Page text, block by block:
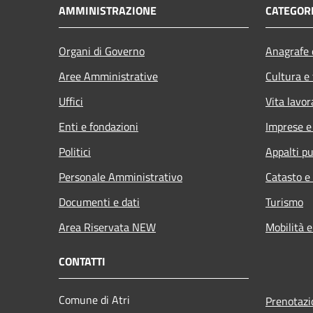
AMMINISTRAZIONE
Organi di Governo
Aree Amministrative
Uffici
Enti e fondazioni
Politici
Personale Amministrativo
Documenti e dati
Area Riservata NEW
Cultura
Vita
Imprese
Appalti
Catasto
Turismo
Mobilità
CONTATTI
Comune di Atri